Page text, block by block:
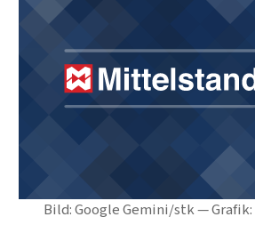
Bild: Google Gemini/stk —